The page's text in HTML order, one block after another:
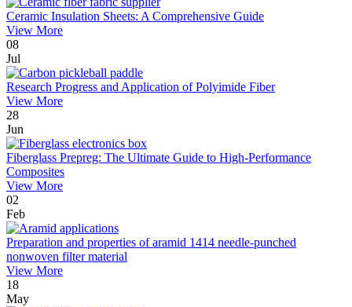
Ceramic Insulation Sheets: A Comprehensive Guide
View More
08
Jul
Research Progress and Application of Polyimide Fiber
View More
28
Jun
Fiberglass Prepreg: The Ultimate Guide to High-Performance
Composites
View More
02
Feb
Preparation and properties of aramid 1414 needle-punched
nonwoven filter material
View More
18
May